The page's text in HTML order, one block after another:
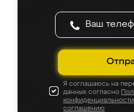
Я соглашаюсь на
данных согласно
конфиденциальности
соглашению